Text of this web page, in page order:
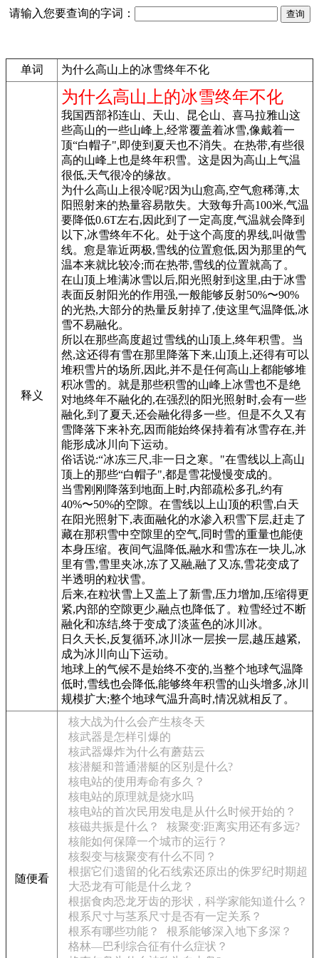
请输入您要查询的字词：
单词 为什么高山上的冰雪终年不化
释义
为什么高山上的冰雪终年不化
我国西部祁连山、天山、昆仑山、喜马拉雅山这
些高山的一些山峰上,经常覆盖着冰雪,像戴着一
顶“白帽子",即使到夏天也不消失。在热带,有些很
高的山峰上也是终年积雪。这是因为高山上气温
很低,天气很冷的缘故。
为什么高山上很冷呢?因为山愈高,空气愈稀薄,太
阳照射来的热量容易散失。大致每升高100米,气温
要降低0.6T左右,因此到了一定高度,气温就会降到
以下,冰雪终年不化。处于这个高度的界线,叫做雪
线。愈是靠近两极,雪线的位置愈低,因为那里的气
温本来就比较冷;而在热带,雪线的位置就高了。
在山顶上堆满冰雪以后,阳光照射到这里,由于冰雪
表面反射阳光的作用强,一般能够反射50%〜90%
的光热,大部分的热量反射掉了,使这里气温降低,冰
雪不易融化。
所以在那些高度超过雪线的山顶上,终年积雪。当
然,这还得有雪在那里降落下来,山顶上,还得有可以
堆积雪片的场所,因此,并不是任何高山上都能够堆
积冰雪的。就是那些积雪的山峰上冰雪也不是绝
对地终年不融化的,在强烈的阳光照射时,会有一些
融化,到了夏天,还会融化得多一些。但是不久又有
雪降落下来补充,因而能始终保持着有冰雪存在,并
能形成冰川向下运动。
俗话说:“冰冻三尺,非一日之寒。"在雪线以上高山
顶上的那些“白帽子",都是雪花慢慢变成的。
当雪刚刚降落到地面上时,内部疏松多孔,约有
40%〜50%的空隙。在雪线以上山顶的积雪,白天
在阳光照射下,表面融化的水渗入积雪下层,赶走了
藏在那积雪中空隙里的空气,同时雪的重量也能使
本身压缩。夜间气温降低,融水和雪冻在一块儿,冰
里有雪,雪里夹冰,冻了又融,融了又冻,雪花变成了
半透明的粒状雪。
后来,在粒状雪上又盖上了新雪,压力增加,压缩得更
紧,内部的空隙更少,融点也降低了。粒雪经过不断
融化和冻结,终于变成了淡蓝色的冰川冰。
日久天长,反复循环,冰川冰一层挨一层,越压越紧,
成为冰川向山下运动。
地球上的气候不是始终不变的,当整个地球气温降
低时,雪线也会降低,能够终年积雪的山头增多,冰川
规模扩大;整个地球气温升高时,情况就相反了。
随便看
核大战为什么会产生核冬天
核武器是怎样引爆的
核武器爆炸为什么有蘑菇云
核潜艇和普通潜艇的区别是什么?
核电站的使用寿命有多久？
核电站的原理就是烧水吗
核电站的首次民用发电是从什么时候开始的？
核磁共振是什么？
核聚变:距离实用还有多远?
核能如何保障一个城市的运行？
核裂变与核聚变有什么不同？
根据它们遗留的化石线索还原出的侏罗纪时期超
大恐龙有可能是什么龙？
根据食肉恐龙牙齿的形状，科学家能知道什么？
根系尺寸与茎系尺寸是否有一定关系？
根系有哪些功能？
根系能够深入地下多深？
格林—巴利综合征有什么症状？